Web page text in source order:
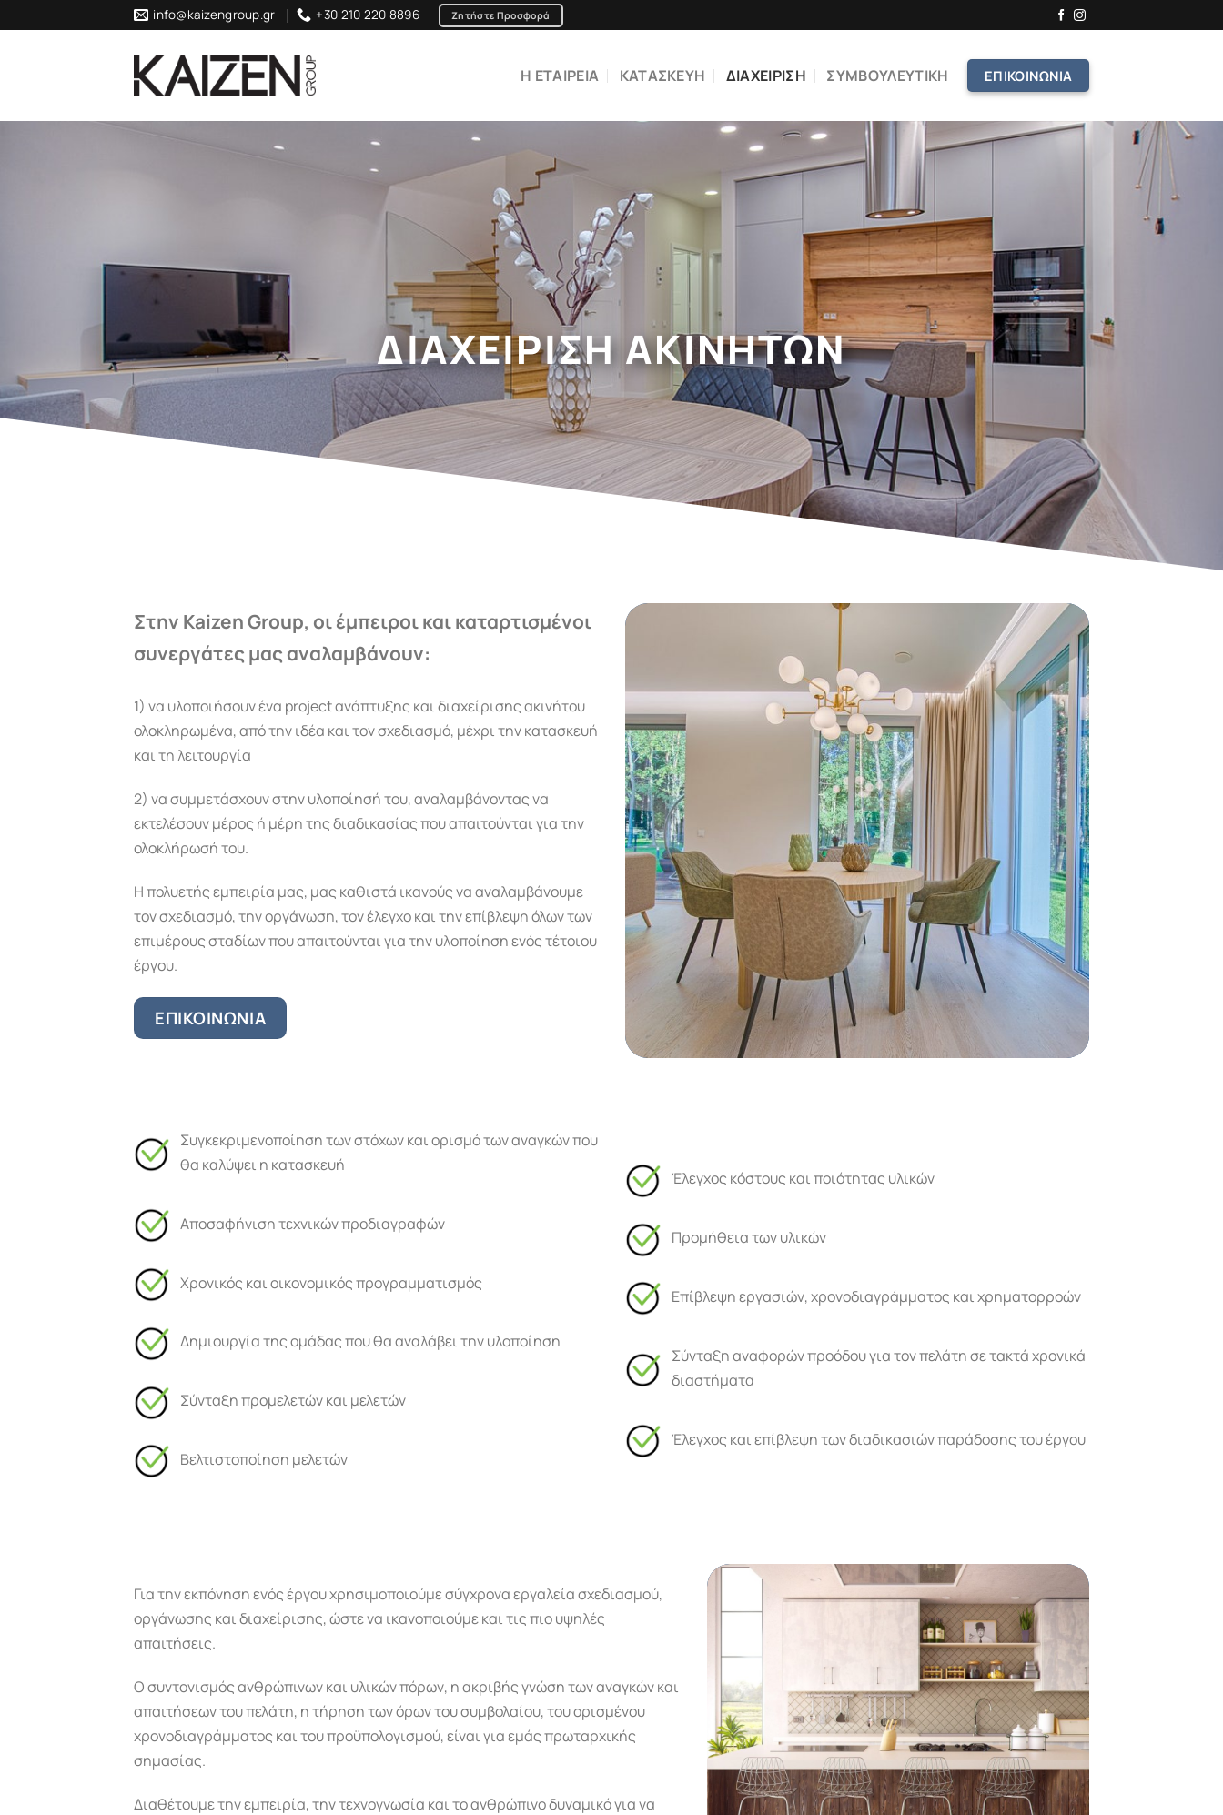
to
info@kaizengroup.gr +30 210 220 8896 Ζητήστε Προσφορά
Η ΕΤΑΙΡΕΙΑ ΚΑΤΑΣΚΕΥΗ ΔΙΑΧΕΙΡΙΣΗ ΣΥΜΒΟΥΛΕΥΤΙΚΗ ΕΠΙΚΟΙΝΩΝΙΑ
ΔΙΑΧΕΙΡΙΣΗ ΑΚΙΝΗΤΩΝ
Στην Kaizen Group, οι έμπειροι και καταρτισμένοι
συνεργάτες μας αναλαμβάνουν:
1) να υλοποιήσουν ένα project ανάπτυξης και διαχείρισης ακινήτου
ολοκληρωμένα, από την ιδέα και τον σχεδιασμό, μέχρι την κατασκευή
και τη λειτουργία
2) να συμμετάσχουν στην υλοποίησή του, αναλαμβάνοντας να
εκτελέσουν μέρος ή μέρη της διαδικασίας που απαιτούνται για την
ολοκλήρωσή του.
Η πολυετής εμπειρία μας, μας καθιστά ικανούς να αναλαμβάνουμε
τον σχεδιασμό, την οργάνωση, τον έλεγχο και την επίβλεψη όλων των
επιμέρους σταδίων που απαιτούνται για την υλοποίηση ενός τέτοιου
έργου.
ΕΠΙΚΟΙΝΩΝΙΑ
Συγκεκριμενοποίηση των στόχων και ορισμό των αναγκών που
θα καλύψει η κατασκευή
Αποσαφήνιση τεχνικών προδιαγραφών
Χρονικός και οικονομικός προγραμματισμός
Δημιουργία της ομάδας που θα αναλάβει την υλοποίηση
Σύνταξη προμελετών και μελετών
Βελτιστοποίηση μελετών
Έλεγχος κόστους και ποιότητας υλικών
Προμήθεια των υλικών
Επίβλεψη εργασιών, χρονοδιαγράμματος και χρηματορροών
Σύνταξη αναφορών προόδου για τον πελάτη σε τακτά χρονικά
διαστήματα
Έλεγχος και επίβλεψη των διαδικασιών παράδοσης του έργου
Για την εκπόνηση ενός έργου χρησιμοποιούμε σύγχρονα εργαλεία σχεδιασμού,
οργάνωσης και διαχείρισης, ώστε να ικανοποιούμε και τις πιο υψηλές
απαιτήσεις.
Ο συντονισμός ανθρώπινων και υλικών πόρων, η ακριβής γνώση των αναγκών και
απαιτήσεων του πελάτη, η τήρηση των όρων του συμβολαίου, του ορισμένου
χρονοδιαγράμματος και του προϋπολογισμού, είναι για εμάς πρωταρχικής
σημασίας.
Διαθέτουμε την εμπειρία, την τεχνογνωσία και το ανθρώπινο δυναμικό για να